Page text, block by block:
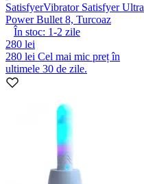
SatisfyerVibrator Satisfyer Ultra
Power Bullet 8, Turcoaz
În stoc: 1-2 zile
280 lei
280 lei Cel mai mic preț în
ultimele 30 de zile.